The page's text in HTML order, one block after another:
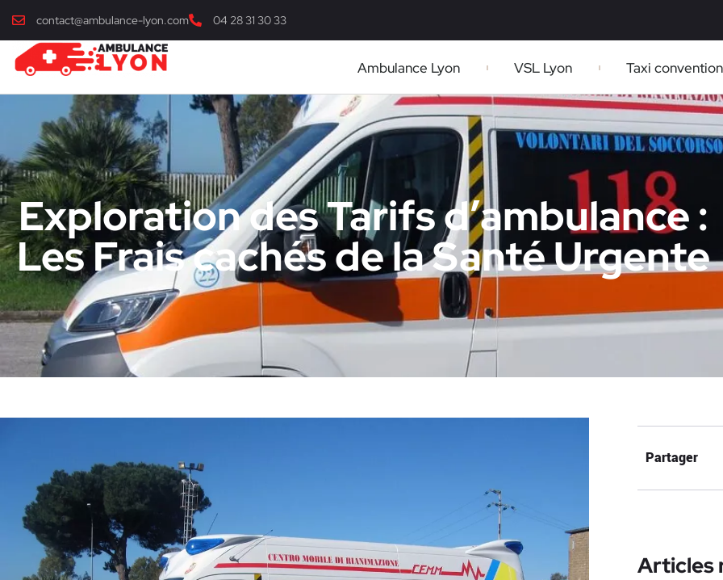
contact@ambulance-lyon.com 04 28 31 30 33
Ambulance Lyon VSL Lyon Taxi
Exploration des Tarifs d’ambulance :
Les Frais cachés de la Santé Urgente
Partager
Articles